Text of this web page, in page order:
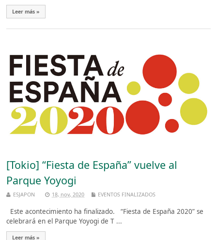
Leer más »
[Tokio] “Fiesta de España” vuelve al
Parque Yoyogi
ESJAPON 18, nov, 2020 EVENTOS FINALIZADOS
Este acontecimiento ha finalizado. “Fiesta de España 2020” se
celebrará en el Parque Yoyogi de T ...
Leer más »